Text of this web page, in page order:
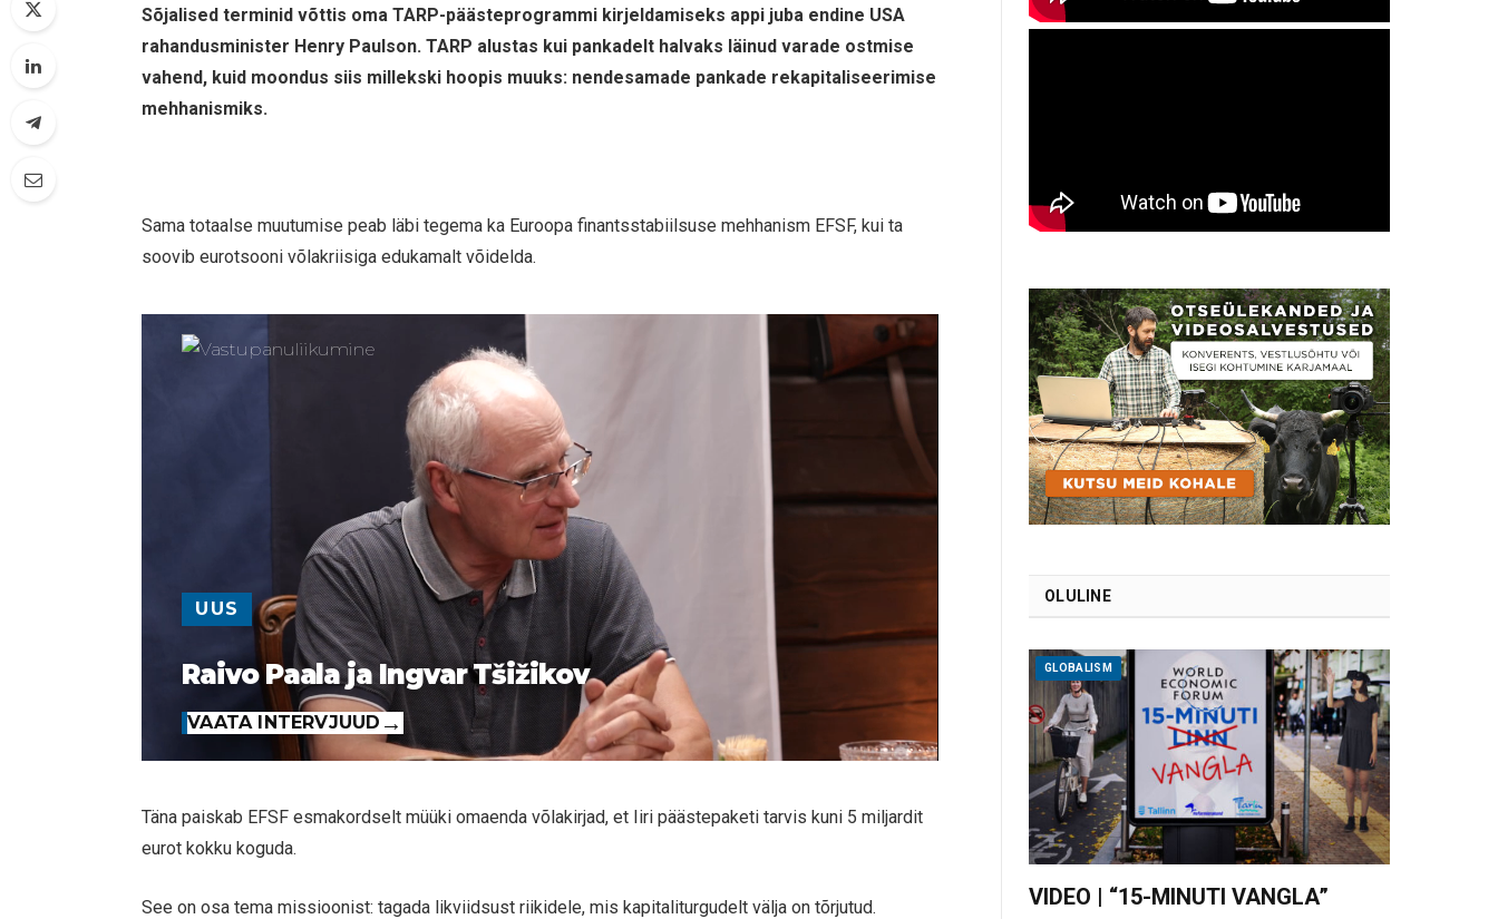
Sõjalised terminid võttis oma TARP-päästeprogrammi kirjeldamiseks appi juba endine USA
rahandusminister Henry Paulson. TARP alustas kui pankadelt halvaks läinud varade ostmise
vahend, kuid moondus siis millekski hoopis muuks: nendesamade pankade rekapitaliseerimise
mehhanismiks.
Sama totaalse muutumise peab läbi tegema ka Euroopa finantsstabiilsuse mehhanism EFSF, kui ta
soovib eurotsooni võlakriisiga edukamalt võidelda.
UUS
Raivo Paala ja Ingvar Tšižikov
VAATA INTERVJUUD
Täna paiskab EFSF esmakordselt müüki omaenda võlakirjad, et Iiri päästepaketi tarvis kuni 5 miljardit
eurot kokku koguda.
See on osa tema missioonist: tagada likviidsust riikidele, mis kapitaliturgudelt välja on tõrjutud.
OLULINE
GLOBALISM
VIDEO | “15-MINUTI VANGLA”